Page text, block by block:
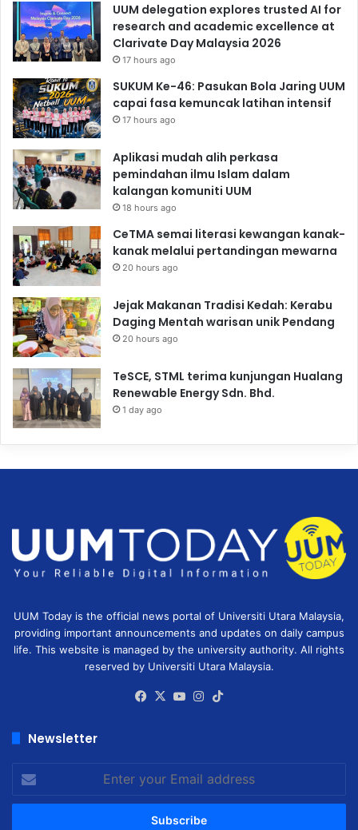
UUM delegation explores trusted AI for
research and academic excellence at
Clarivate Day Malaysia 2026
17 hours ago
SUKUM Ke-46: Pasukan Bola Jaring UUM
capai fasa kemuncak latihan intensif
17 hours ago
Aplikasi mudah alih perkasa
pemindahan ilmu Islam dalam
kalangan komuniti UUM
18 hours ago
CeTMA semai literasi kewangan kanak-
kanak melalui pertandingan mewarna
20 hours ago
Jejak Makanan Tradisi Kedah: Kerabu
Daging Mentah warisan unik Pendang
20 hours ago
TeSCE, STML terima kunjungan Hualang
Renewable Energy Sdn. Bhd.
1 day ago
UUM Today is the official news portal of Universiti Utara Malaysia,
providing important announcements and updates on daily campus
life. This website is managed by the university authority. All rights
reserved by Universiti Utara Malaysia.
Facebook
X YouTubeInstagram
Newsletter
your
Email